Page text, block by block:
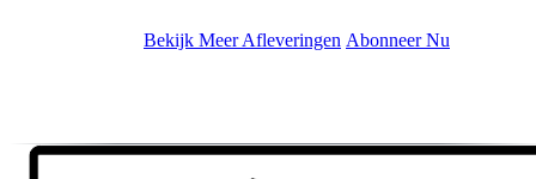
Bekijk Meer Afleveringen Abonneer Nu